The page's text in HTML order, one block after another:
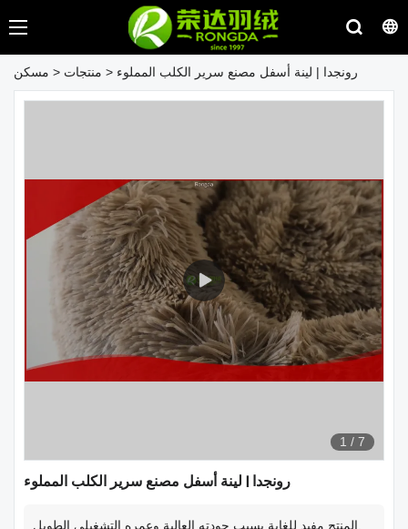
مسكن > منتجات > رونجدا | لينة أسفل مصنع سرير الكلب المملوء
1 / 7
رونجدا | لينة أسفل مصنع سرير الكلب المملوء